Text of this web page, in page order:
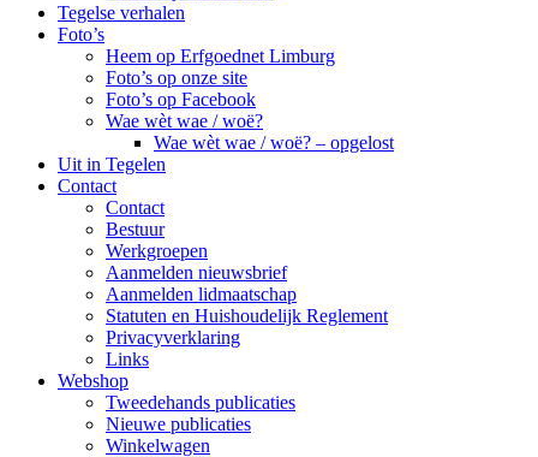
Tegelse verhalen
Foto’s
Heem op Erfgoednet Limburg
Foto’s op onze site
Foto’s op Facebook
Wae wèt wae / woë?
Wae wèt wae / woë? – opgelost
Uit in Tegelen
Contact
Contact
Bestuur
Werkgroepen
Aanmelden nieuwsbrief
Aanmelden lidmaatschap
Statuten en Huishoudelijk Reglement
Privacyverklaring
Links
Webshop
Tweedehands publicaties
Nieuwe publicaties
Winkelwagen